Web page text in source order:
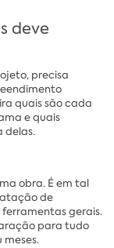
deve
precisa
quais são cada
e quais
delas.
obra. É em tal
de
ferramentas gerais.
para tudo
meses.